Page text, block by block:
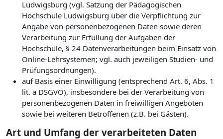
Ludwigsburg (vgl. Satzung der Pädagogischen
Hochschule Ludwigsburg über die Verpflichtung zur
Angabe von personenbezogenen Daten sowie deren
Verarbeitung zur Erfüllung der Aufgaben der
Hochschule, § 24 Datenverarbeitungen beim Einsatz von
Online-Lehrsystemen; vgl. auch jeweiligen Studien- und
Prüfungsordnungen).
auf Basis einer Einwilligung (entsprechend Art. 6, Abs. 1
lit. a DSGVO), insbesondere bei der Verarbeitung von
personenbezogenen Daten in freiwilligen Angeboten
sowie bei weiteren Betroffenen (z.B. bei Gästen).
Art und Umfang der verarbeiteten Daten